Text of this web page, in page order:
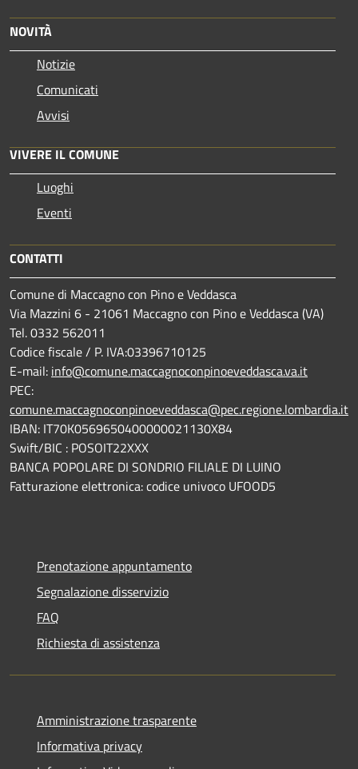
NOVITÀ
Notizie
Comunicati
Avvisi
VIVERE IL COMUNE
Luoghi
Eventi
CONTATTI
Comune di Maccagno con Pino e Veddasca
Via Mazzini 6 - 21061 Maccagno con Pino e Veddasca (VA)
Tel. 0332 562011
Codice fiscale / P. IVA:03396710125
E-mail: info@comune.maccagnoconpinoeveddasca.va.it
PEC:
comune.maccagnoconpinoeveddasca@pec.regione.lombardia.it
IBAN: IT70K0569650400000021130X84
Swift/BIC : POSOIT22XXX
BANCA POPOLARE DI SONDRIO FILIALE DI LUINO
Fatturazione elettronica: codice univoco UFOOD5
Prenotazione appuntamento
Segnalazione disservizio
FAQ
Richiesta di assistenza
Amministrazione trasparente
Informativa privacy